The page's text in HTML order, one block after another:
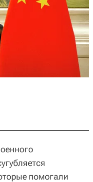
помогали